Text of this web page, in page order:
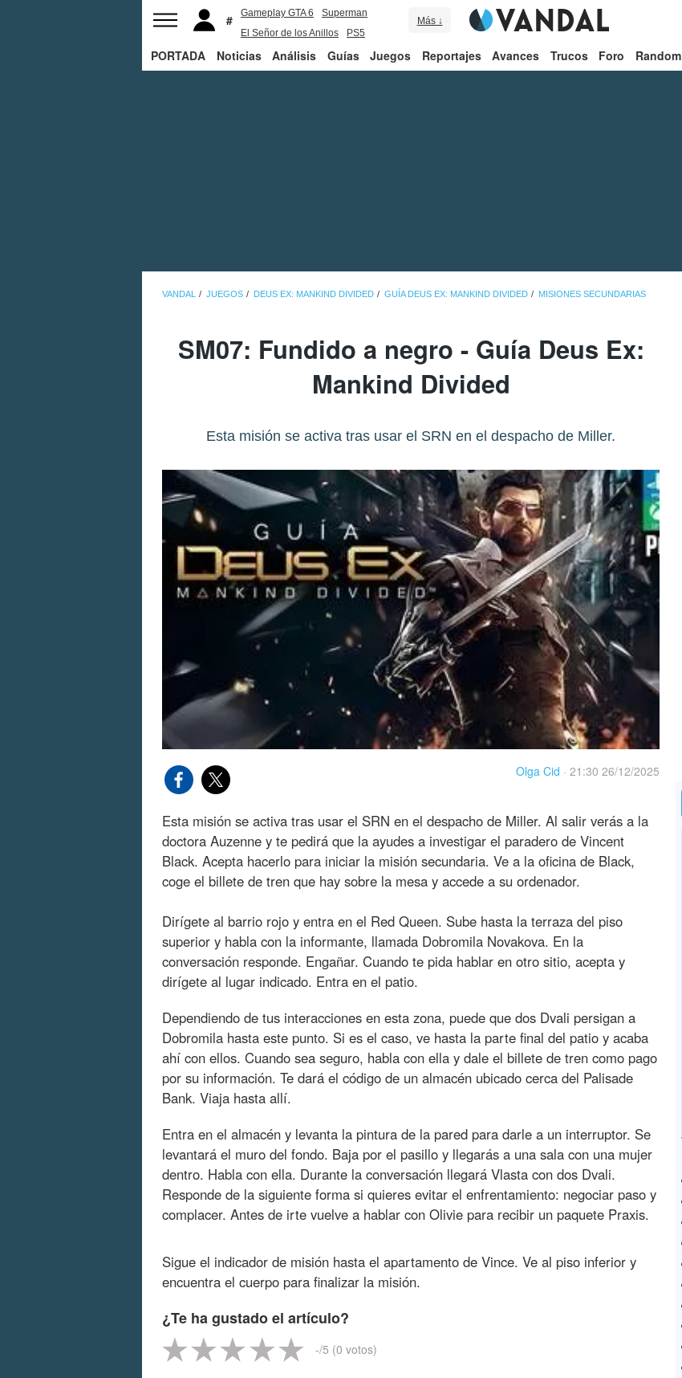
Gameplay GTA 6
Superman
El Señor de los Anillos
PS5
Más ↓
PORTADA Noticias Análisis Guías Juegos Reportajes Avances Trucos Foro Random
VANDAL JUEGOS DEUS EX: MANKIND DIVIDED GUÍA DEUS EX: MANKIND DIVIDED MISIONES SECUNDARIAS
SM07: Fundido a negro - Guía Deus Ex:
Mankind Divided
Esta misión se activa tras usar el SRN en el despacho de Miller.
Olga Cid · 21:30 26/12/2025
Esta misión se activa tras usar el SRN en el despacho de Miller. Al salir verás a la
doctora Auzenne y te pedirá que la ayudes a investigar el paradero de Vincent
Black. Acepta hacerlo para iniciar la misión secundaria. Ve a la oficina de Black,
coge el billete de tren que hay sobre la mesa y accede a su ordenador.
Dirígete al barrio rojo y entra en el Red Queen. Sube hasta la terraza del piso
superior y habla con la informante, llamada Dobromila Novakova. En la
conversación responde. Engañar. Cuando te pida hablar en otro sitio, acepta y
dirígete al lugar indicado. Entra en el patio.
Dependiendo de tus interacciones en esta zona, puede que dos Dvali persigan a
Dobromila hasta este punto. Si es el caso, ve hasta la parte final del patio y acaba
ahí con ellos. Cuando sea seguro, habla con ella y dale el billete de tren como pago
por su información. Te dará el código de un almacén ubicado cerca del Palisade
Bank. Viaja hasta allí.
Entra en el almacén y levanta la pintura de la pared para darle a un interruptor. Se
levantará el muro del fondo. Baja por el pasillo y llegarás a una sala con una mujer
dentro. Habla con ella. Durante la conversación llegará Vlasta con dos Dvali.
Responde de la siguiente forma si quieres evitar el enfrentamiento: negociar paso y
complacer. Antes de irte vuelve a hablar con Olivie para recibir un paquete Praxis.
Sigue el indicador de misión hasta el apartamento de Vince. Ve al piso inferior y
encuentra el cuerpo para finalizar la misión.
¿Te ha gustado el artículo?
-/5 (0 votos)